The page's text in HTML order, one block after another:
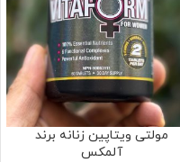
مولتی ویتاپین زنانه برند
آلمکس